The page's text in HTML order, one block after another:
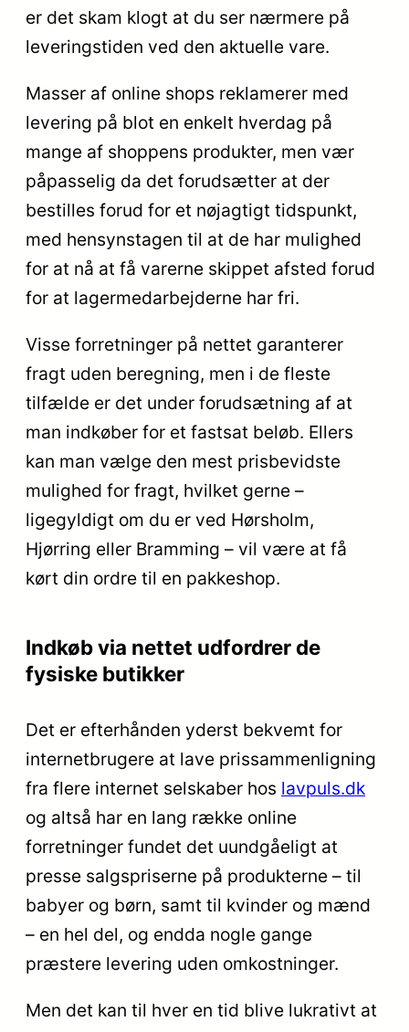
er det skam klogt at du ser nærmere på
leveringstiden ved den aktuelle vare.
Masser af online shops reklamerer med
levering på blot en enkelt hverdag på
mange af shoppens produkter, men vær
påpasselig da det forudsætter at der
bestilles forud for et nøjagtigt tidspunkt,
med hensynstagen til at de har mulighed
for at nå at få varerne skippet afsted forud
for at lagermedarbejderne har fri.
Visse forretninger på nettet garanterer
fragt uden beregning, men i de fleste
tilfælde er det under forudsætning af at
man indkøber for et fastsat beløb. Ellers
kan man vælge den mest prisbevidste
mulighed for fragt, hvilket gerne –
ligegyldigt om du er ved Hørsholm,
Hjørring eller Bramming – vil være at få
kørt din ordre til en pakkeshop.
Indkøb via nettet udfordrer de
fysiske butikker
Det er efterhånden yderst bekvemt for
internetbrugere at lave prissammenligning
fra flere internet selskaber hos lavpuls.dk
og altså har en lang række online
forretninger fundet det uundgåeligt at
presse salgspriserne på produkterne – til
babyer og børn, samt til kvinder og mænd
– en hel del, og endda nogle gange
præstere levering uden omkostninger.
Men det kan til hver en tid blive lukrativt at